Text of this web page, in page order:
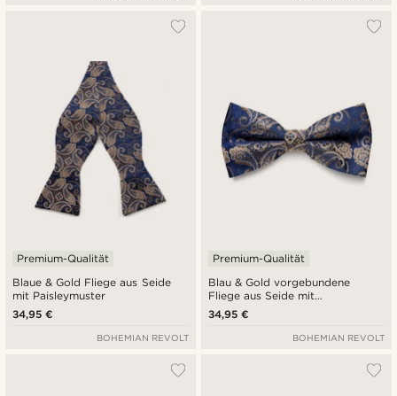
Blaue & Gold Fliege aus Seide
mit Paisleymuster
Premium-Qualität
34,95 €
BOHEMIAN REVOLT
Blau & Gold vorgebundene
Fliege aus Seide mit
Paisleymuster
Premium-Qualität
34,95 €
BOHEMIAN REVOLT